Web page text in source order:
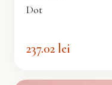
Dot
237.02 lei